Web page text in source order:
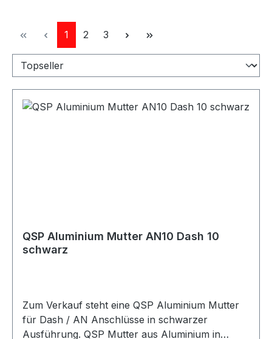
Seite
1 Seite
2 Seite
3
QSP Aluminium Mutter AN10 Dash 10
schwarz
Zum Verkauf steht eine QSP Aluminium Mutter
für Dash / AN Anschlüsse in schwarzer
Ausführung. QSP Mutter aus Aluminium in